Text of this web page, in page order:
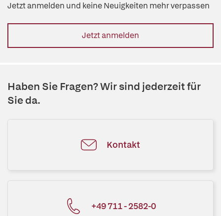
Jetzt anmelden und keine Neuigkeiten mehr verpassen
Jetzt anmelden
Haben Sie Fragen? Wir sind jederzeit für
Sie da.
Kontakt
+49 711 - 2582-0